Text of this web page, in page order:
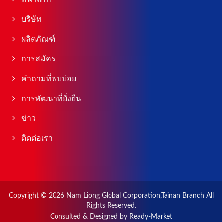
บริษัท
ผลิตภัณฑ์
การสมัคร
คำถามที่พบบ่อย
การพัฒนาที่ยั่งยืน
ข่าว
ติดต่อเรา
Copyright © 2026 Nam Liong Global Corporation,Tainan Branch All
Rights Reserved.
Consulted & Designed by Ready-Market